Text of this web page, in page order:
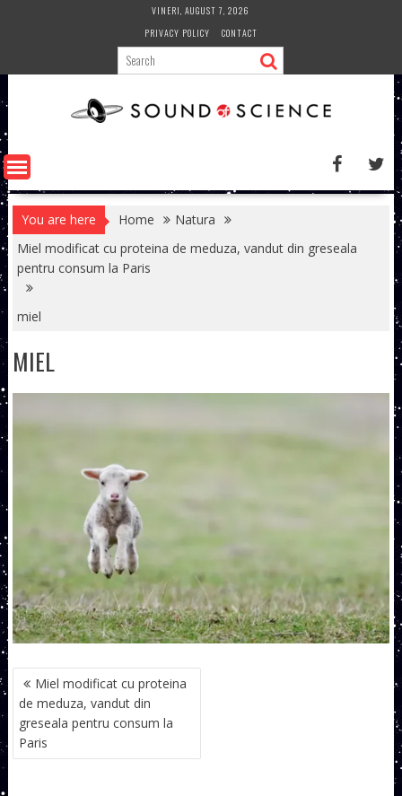
VINERI, AUGUST 7, 2026
PRIVACY POLICY
CONTACT
You are here Home
Natura
Miel modificat cu proteina de meduza, vandut din greseala
pentru consum la Paris
miel
MIEL
NAVIGARE
ÎN
ARTICOLE
Miel modificat cu proteina
de meduza, vandut din
greseala pentru consum la
Paris